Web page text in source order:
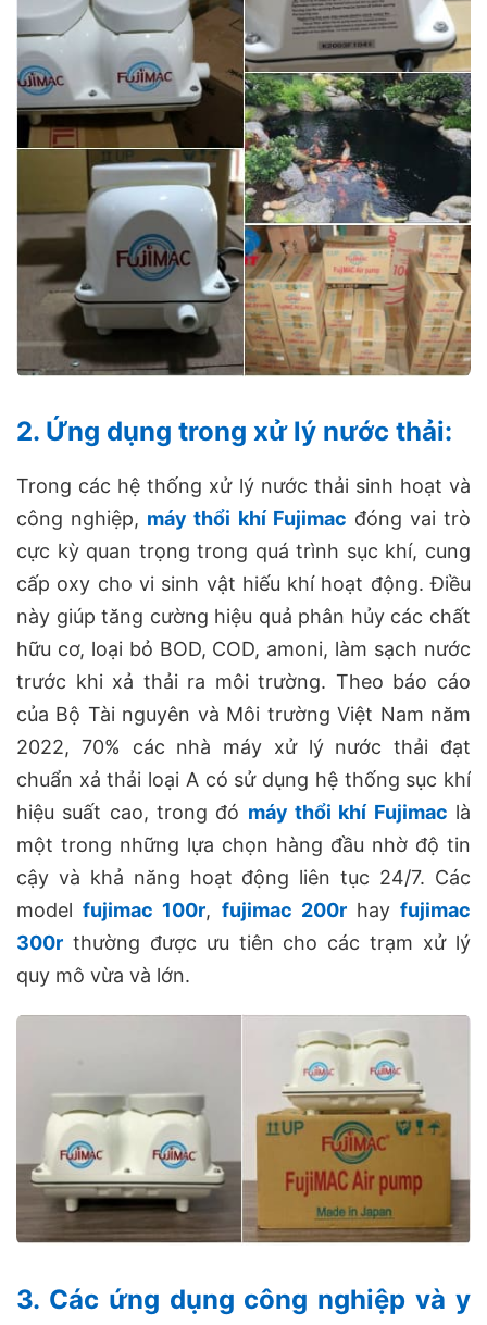
2. Ứng dụng trong xử lý nước thải:
Trong các hệ thống xử lý nước thải sinh hoạt và
công nghiệp, máy thổi khí Fujimac đóng vai trò
cực kỳ quan trọng trong quá trình sục khí, cung
cấp oxy cho vi sinh vật hiếu khí hoạt động. Điều
này giúp tăng cường hiệu quả phân hủy các chất
hữu cơ, loại bỏ BOD, COD, amoni, làm sạch nước
trước khi xả thải ra môi trường. Theo báo cáo
của Bộ Tài nguyên và Môi trường Việt Nam năm
2022, 70% các nhà máy xử lý nước thải đạt
chuẩn xả thải loại A có sử dụng hệ thống sục khí
hiệu suất cao, trong đó máy thổi khí Fujimac là
một trong những lựa chọn hàng đầu nhờ độ tin
cậy và khả năng hoạt động liên tục 24/7. Các
modelfujimac 100r, fujimac 200rhayfujimac
300r thường được ưu tiên cho các trạm xử lý
quy mô vừa và lớn.
3. Các ứng dụng công nghiệp và y